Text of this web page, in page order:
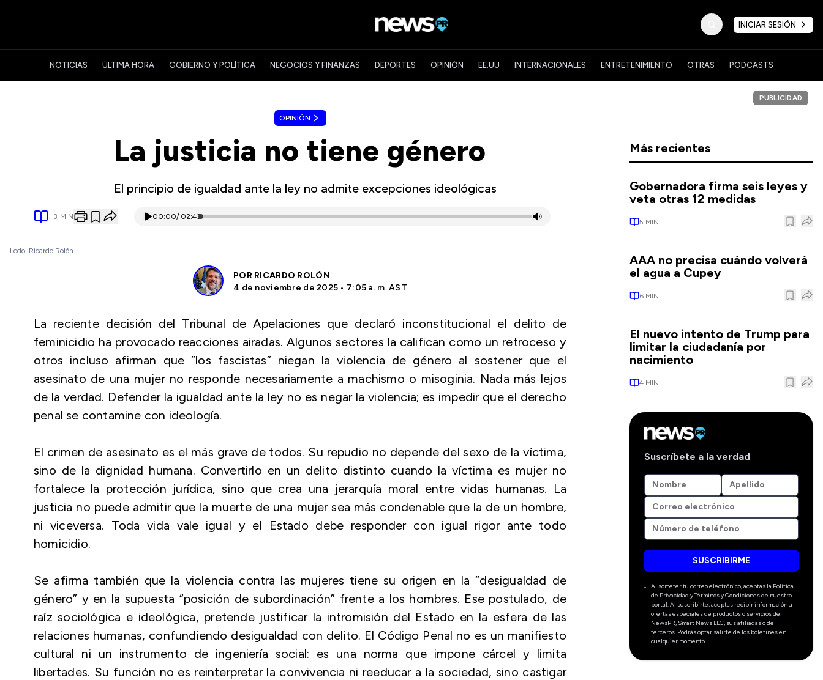
INICIAR SESIÓN
NOTICIAS ÚLTIMA HORA GOBIERNO Y POLÍTICA NEGOCIOS Y FINANZAS DEPORTES OPINIÓN EE.UU INTERNACIONALES ENTRETENIMIENTO OTRAS PODCASTS
OPINIÓN
La justicia no tiene género
El principio de igualdad ante la ley no admite excepciones ideológicas
3 MIN 00:00/ 02:43
Lcdo. Ricardo Rolón
POR RICARDO ROLÓN
4 de noviembre de 2025 • 7:05 a. m. AST
La reciente decisión del Tribunal de Apelaciones que declaró inconstitucional el delito de
feminicidio ha provocado reacciones airadas. Algunos sectores la califican como un retroceso y
otros incluso afirman que “los fascistas” niegan la violencia de género al sostener que el
asesinato de una mujer no responde necesariamente a machismo o misoginia. Nada más lejos
de la verdad. Defender la igualdad ante la ley no es negar la violencia; es impedir que el derecho
penal se contamine con ideología.
El crimen de asesinato es el más grave de todos. Su repudio no depende del sexo de la víctima,
sino de la dignidad humana. Convertirlo en un delito distinto cuando la víctima es mujer no
fortalece la protección jurídica, sino que crea una jerarquía moral entre vidas humanas. La
justicia no puede admitir que la muerte de una mujer sea más condenable que la de un hombre,
ni viceversa. Toda vida vale igual y el Estado debe responder con igual rigor ante todo
homicidio.
Se afirma también que la violencia contra las mujeres tiene su origen en la “desigualdad de
género” y en la supuesta “posición de subordinación” frente a los hombres. Ese postulado, de
raíz sociológica e ideológica, pretende justificar la intromisión del Estado en la esfera de las
relaciones humanas, confundiendo desigualdad con delito. El Código Penal no es un manifiesto
cultural ni un instrumento de ingeniería social: es una norma que impone cárcel y limita
libertades. Su función no es reinterpretar la convivencia ni reeducar a la sociedad, sino castigar
PUBLICIDAD
Más recientes
Gobernadora firma seis leyes y
veta otras 12 medidas
5 MIN
AAA no precisa cuándo volverá
el agua a Cupey
6 MIN
El nuevo intento de Trump para
limitar la ciudadanía por
nacimiento
4 MIN
Suscríbete a la verdad
SUSCRIBIRME
Al someter tu correo electrónico, aceptas la Política
de Privacidad y Términos y Condiciones de nuestro
portal. Al suscribirte, aceptas recibir información u
ofertas especiales de productos o servicios de
NewsPR, Smart News LLC, sus afiliadas o de
terceros. Podrás optar salirte de los boletines en
cualquier momento.